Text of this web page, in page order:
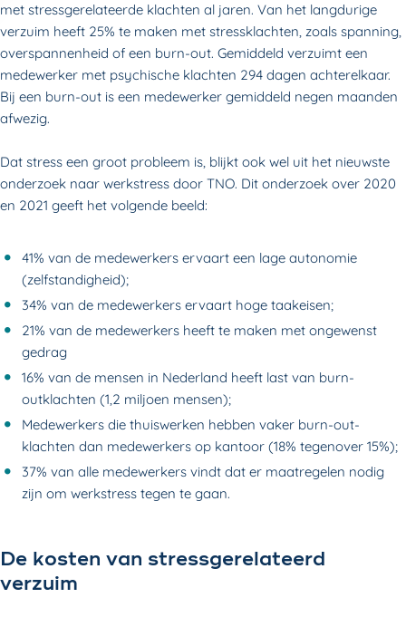
met stressgerelateerde klachten al jaren. Van het langdurige
verzuim heeft 25% te maken met stressklachten, zoals spanning,
overspannenheid of een burn-out. Gemiddeld verzuimt een
medewerker met psychische klachten 294 dagen achterelkaar.
Bij een burn-out is een medewerker gemiddeld negen maanden
afwezig.
Dat stress een groot probleem is, blijkt ook wel uit het nieuwste
onderzoek naar werkstress door TNO. Dit onderzoek over 2020
en 2021 geeft het volgende beeld:
41% van de medewerkers ervaart een lage autonomie
(zelfstandigheid);
34% van de medewerkers ervaart hoge taakeisen;
21% van de medewerkers heeft te maken met ongewenst
gedrag
16% van de mensen in Nederland heeft last van burn-
outklachten (1,2 miljoen mensen);
Medewerkers die thuiswerken hebben vaker burn-out-
klachten dan medewerkers op kantoor (18% tegenover 15%);
37% van alle medewerkers vindt dat er maatregelen nodig
zijn om werkstress tegen te gaan.
De kosten van stressgerelateerd
verzuim